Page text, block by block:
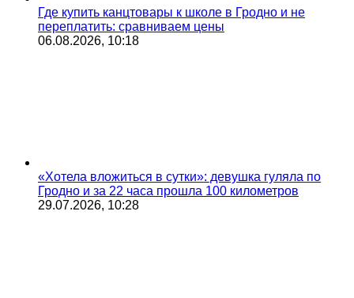
Где купить канцтовары к школе в Гродно и не
переплатить: сравниваем цены
06.08.2026, 10:18
«Хотела вложиться в сутки»: девушка гуляла по
Гродно и за 22 часа прошла 100 километров
29.07.2026, 10:28